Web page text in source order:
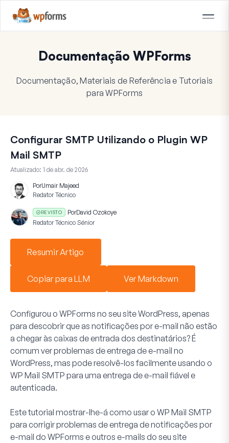
Documentação WPForms
Documentação, Materiais de Referência e Tutoriais
para WPForms
Configurar SMTP Utilizando o Plugin WP
Mail SMTP
Atualizado: 1 de abr. de 2026
PorUmair Majeed
Redator Técnico
REVISTO PorDavid Ozokoye
Redator Técnico Sénior
Resumir Artigo
Copiar para LLM Ver Markdown
Configurou o WPForms no seu site WordPress, apenas
para descobrir que as notificações por e-mail não estão
a chegar às caixas de entrada dos destinatários? É
comum ver problemas de entrega de e-mail no
WordPress, mas pode resolvê-los facilmente usando o
WP Mail SMTP para uma entrega de e-mail fiável e
autenticada.
Este tutorial mostrar-lhe-á como usar o WP Mail SMTP
para corrigir problemas de entrega de notificações por
e-mail do WPForms e outros e-mails do seu site